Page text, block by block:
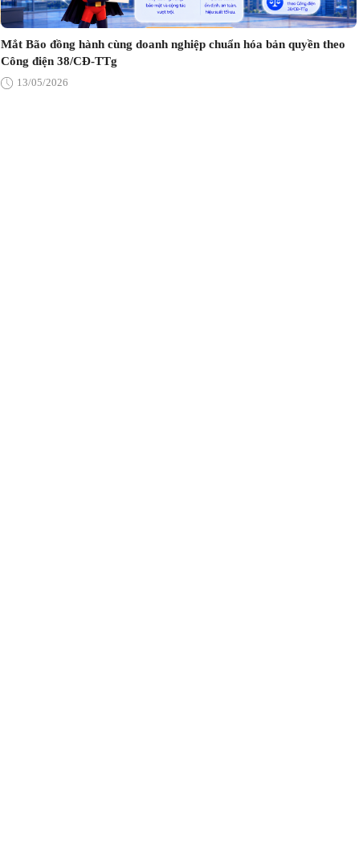
Mắt Bão đồng hành cùng doanh nghiệp chuẩn hóa bản quyền theo
Công điện 38/CĐ-TTg
13/05/2026